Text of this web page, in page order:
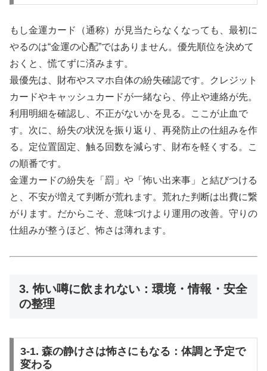
もし金運カード（通称）が見当たらなくなっても、最初に
やるのは“金運の心配”ではありません。優先順位を決めて
おくと、慌てずに済みます。
最優先は、財布やスマホ自体の紛失確認です。クレジット
カードやキャッシュカードが一緒なら、停止や連絡が先。
利用明細を確認し、不正がないかを見る。ここが止血で
す。次に、紛失の状況を振り返り、再発防止の仕組みを作
る。定位置固定、触る回数を減らす、財布を軽くする。こ
の順番です。
金運カードの紛失を「罰」や「怖い出来事」と結びつける
と、不安が増えて判断が荒れます。荒れた判断は出費に繋
がります。だからこそ、意味づけより運用の改善。守りの
仕組みが整うほど、怖さは薄れます。
3. 怖い噂に飲まれない：環境・情報・安全
の整理
3-1. 森の静けさは怖さにもなる：体調と予定で
変わる